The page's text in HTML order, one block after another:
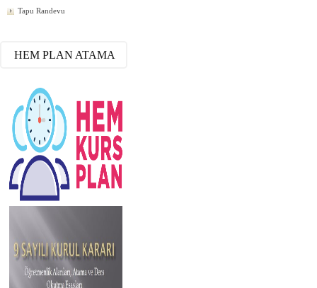
Tapu Randevu
HEM PLAN ATAMA